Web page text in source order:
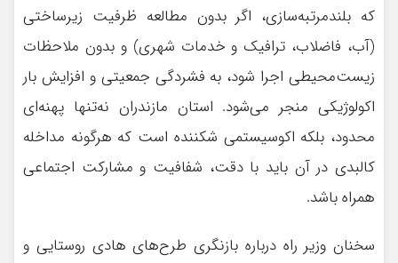
که بلندمرتبه‌سازی، اگر بدون مطالعه ظرفیت زیرساختی
(آب، فاضلاب، ترافیک و خدمات شهری) و بدون ملاحظات
زیست‌محیطی اجرا شود، به فشردگی جمعیتی و افزایش بار
اکولوژیکی منجر می‌شود. استان مازندران نه‌تنها پهنه‌ای
محدود، بلکه اکوسیستمی شکننده است که هرگونه مداخله
کالبدی در آن باید با دقت، شفافیت و مشارکت اجتماعی
همراه باشد.
سخنان وزیر راه درباره بازنگری طرح‌های هادی روستایی و